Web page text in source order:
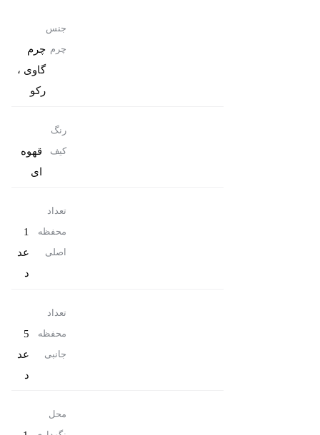
جنس
چرم چرم
گاوی ،
رکو
رنگ
کیف
قهوه
ای
تعداد
محفظه
اصلی
1
عد
د
تعداد
محفظه
جانبی
5
عد
د
محل